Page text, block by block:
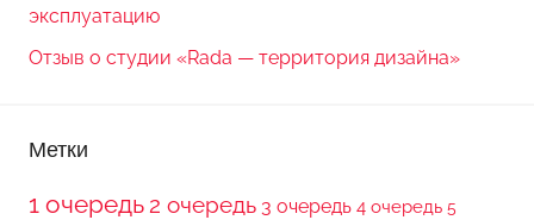
эксплуатацию
Отзыв о студии «Rada — территория дизайна»
Метки
1 очередь2 очередь 3 очередь 4 очередь 5